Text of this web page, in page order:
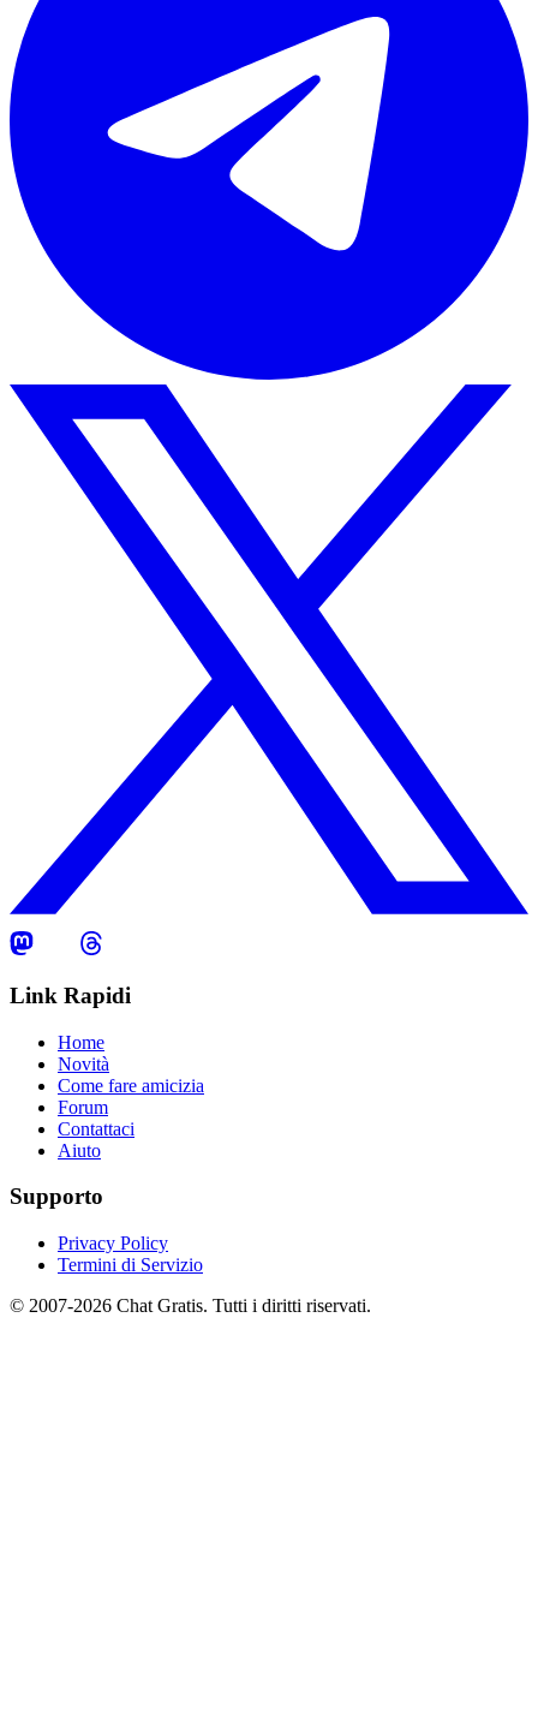
Link Rapidi
Home
Novità
Come fare amicizia
Forum
Contattaci
Aiuto
Supporto
Privacy Policy
Termini di Servizio
© 2007-2026 Chat Gratis. Tutti i diritti riservati.